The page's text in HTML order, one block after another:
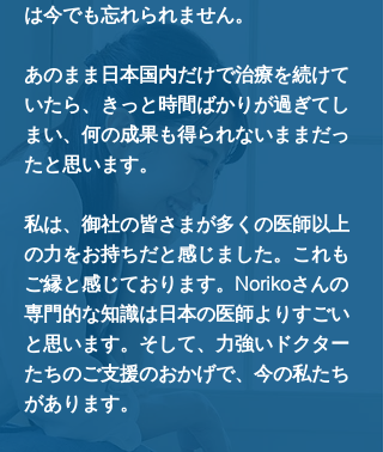
は今でも忘れられません。
あのまま日本国内だけで治療を続けて
いたら、きっと時間ばかりが過ぎてし
まい、何の成果も得られないままだっ
たと思います。
私は、御社の皆さまが多くの医師以上
の力をお持ちだと感じました。これも
ご縁と感じております。Norikoさんの
専門的な知識は日本の医師よりすごい
と思います。そして、 力強いドクター
たちのご支援のおかげで、今の私たち
があります。